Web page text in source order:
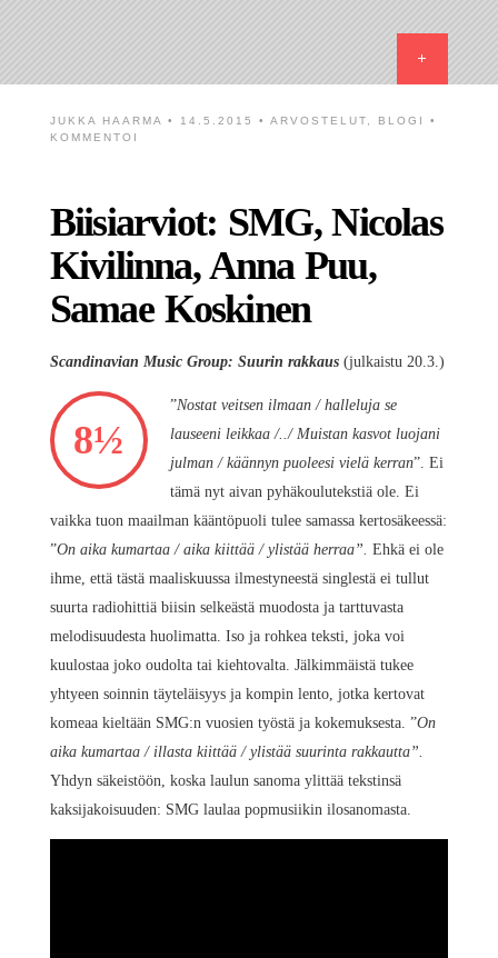
JUKKA HAARMA • 14.5.2015 • ARVOSTELUT BLOGI
•
KOMMENTOI
Biisiarviot: SMG, Nicolas
Kivilinna, Anna Puu,
Samae Koskinen
Scandinavian Music Group: Suurin rakkaus (julkaistu 20.3.)
8½
”Nostat veitsen ilmaan / halleluja se
lauseeni leikkaa /../ Muistan kasvot luojani
julman / käännyn puoleesi vielä kerran”. Ei
tämä nyt aivan pyhäkoulutekstiä ole. Ei
vaikka tuon maailman kääntöpuoli tulee samassa kertosäkeessä:
”On aika kumartaa / aika kiittää / ylistää herraa”. Ehkä ei ole
ihme, että tästä maaliskuussa ilmestyneestä singlestä ei tullut
suurta radiohittiä biisin selkeästä muodosta ja tarttuvasta
melodisuudesta huolimatta. Iso ja rohkea teksti, joka voi
kuulostaa joko oudolta tai kiehtovalta. Jälkimmäistä tukee
yhtyeen soinnin täyteläisyys ja kompin lento, jotka kertovat
komeaa kieltään SMG:n vuosien työstä ja kokemuksesta. ”On
aika kumartaa / illasta kiittää / ylistää suurinta rakkautta”.
Yhdyn säkeistöön, koska laulun sanoma ylittää tekstinsä
kaksijakoisuuden: SMG laulaa popmusiikin ilosanomasta.